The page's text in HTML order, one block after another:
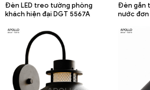
Đèn LED treo tường phòng
khách hiện đại DGT 5567A
Đèn gắn
nước đơn